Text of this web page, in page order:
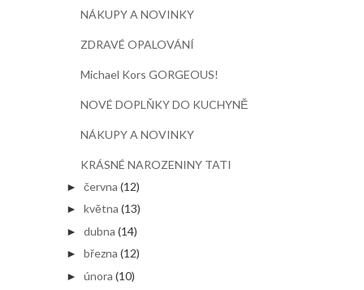
NÁKUPY A NOVINKY
ZDRAVÉ OPALOVÁNÍ
Michael Kors GORGEOUS!
NOVÉ DOPLŇKY DO KUCHYNĚ
NÁKUPY A NOVINKY
KRÁSNÉ NAROZENINY TATI
► června (12)
► května (13)
► dubna (14)
► března (12)
► února (10)